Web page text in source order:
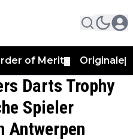
of Merit Originale
Darts Trophy
Spieler
Antwerpen